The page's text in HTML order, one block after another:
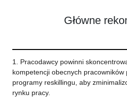
Główne
1. Pracodawcy powinni
kompetencji obecnych pracowników
programy reskillingu, aby
rynku pracy.